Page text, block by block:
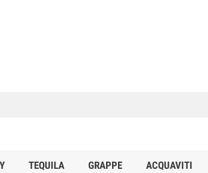
TEQUILA GRAPPE ACQUAVITI